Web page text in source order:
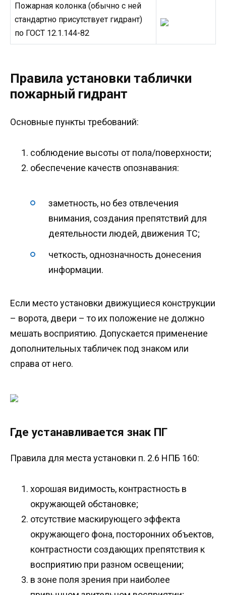
Пожарная колонка (обычно с ней
стандартно присутствует гидрант)
по ГОСТ 12.1.144-82
Правила установки таблички
пожарный гидрант
Основные пункты требований:
соблюдение высоты от пола/поверхности;
обеспечение качеств опознавания:
заметность, но без отвлечения
внимания, создания препятствий для
деятельности людей, движения ТС;
четкость, однозначность донесения
информации.
Если место установки движущиеся конструкции
– ворота, двери – то их положение не должно
мешать восприятию. Допускается применение
дополнительных табличек под знаком или
справа от него.
Где устанавливается знак ПГ
Правила для места установки п. 2.6 НПБ 160:
хорошая видимость, контрастность в
окружающей обстановке;
отсутствие маскирующего эффекта
окружающего фона, посторонних объектов,
контрастности создающих препятствия к
восприятию при разном освещении;
в зоне поля зрения при наиболее